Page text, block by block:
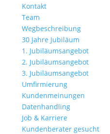
Kontakt
Team
Wegbeschreibung
30 Jahre Jubiläum
1. Jubiläumsangebot
2. Jubiläumsangebot
3. Jubiläumsangebot
Umfirmierung
Kundenmeinungen
Datenhandling
Job & Karriere
Kundenberater gesucht